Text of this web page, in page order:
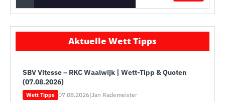
Aktuelle Wett Tipps
SBV Vitesse – RKC Waalwijk | Wett-Tipp & Quoten
(07.08.2026)
Wett Tipps 07.08.2026|Jan Rademeister